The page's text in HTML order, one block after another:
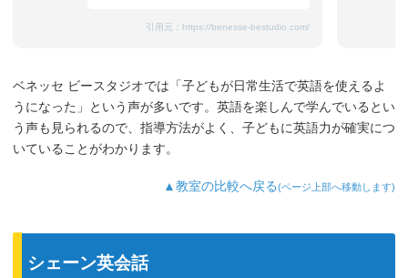
引用元： https://benesse-bestudio.com/
ベネッセ ビースタジオでは「子どもが日常生活で英語を使えるよ
うになった」という声が多いです。英語を楽しんで学んでいるとい
う声も見られるので、指導方法がよく、子どもに英語力が確実につ
いていることがわかります。
▲教室の比較へ戻る(ページ上部へ移動します)
シェーン英会話